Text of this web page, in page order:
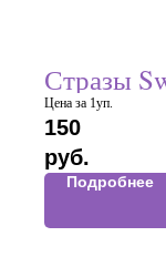
Стразы
Цена за 1уп.
150
руб.
Подробнее